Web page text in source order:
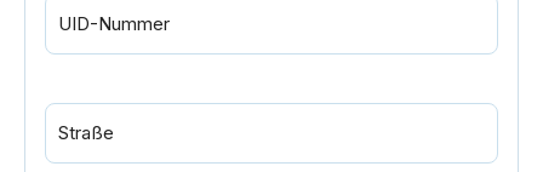
UID-Nummer
Straße